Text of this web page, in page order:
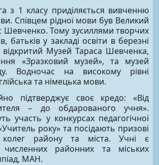
з 1 класу приділяється вивченню
Співцем рідної мови був Великий
Шевченко. Тому зусиллями творчих
батьків у закладі освіти в березні
Музей Тараса Шевченка,
«Зразковий музей», та музей
Водночас на високому рівні
та німецька мови.
підтверджує своє кредо: «Від
– до обдарованого учня».
участь у конкурсах педагогічної
року» та посідають призові
колег району та міста. Учні є
районних та міських
МАН.